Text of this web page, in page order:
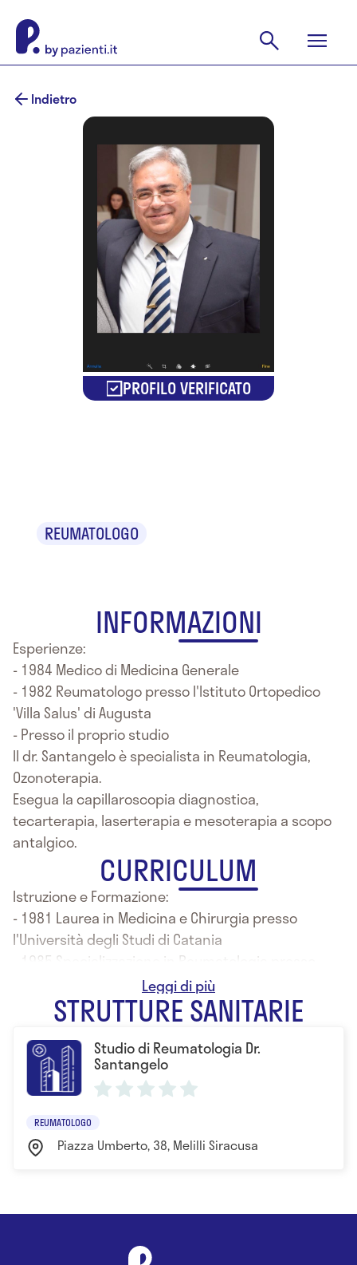
Indietro
PROFILO VERIFICATO
REUMATOLOGO
INFORMAZIONI
Esperienze:
- 1984 Medico di Medicina Generale
- 1982 Reumatologo presso l'Istituto Ortopedico
'Villa Salus' di Augusta
- Presso il proprio studio
Il dr. Santangelo è specialista in Reumatologia,
Ozonoterapia.
Esegua la capillaroscopia diagnostica,
tecarterapia, laserterapia e mesoterapia a scopo
antalgico.
CURRICULUM
Istruzione e Formazione:
- 1981 Laurea in Medicina e Chirurgia presso
l'Università degli Studi di Catania
- 1985 Specializzazione in Reumatologia presso
l'Università degli Studi di Catania
STRUTTURE SANITARIE
Studio di Reumatologia Dr.
Santangelo
REUMATOLOGO
Piazza Umberto, 38, Melilli Siracusa